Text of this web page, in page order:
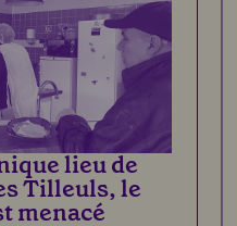
lieu de
Tilleuls, le
menacé